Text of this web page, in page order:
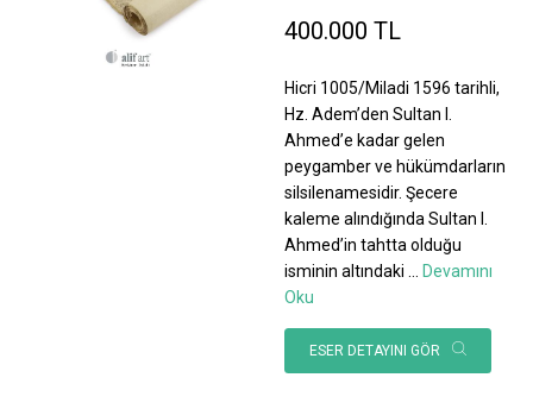
400.000 TL
Hicri 1005/Miladi 1596 tarihli,
Hz. Adem’den Sultan I.
Ahmed’e kadar gelen
peygamber ve hükümdarların
silsilenamesidir. Şecere
kaleme alındığında Sultan I.
Ahmed’in tahtta olduğu
isminin altındaki
Devamını
Oku
ESER DETAYINI GÖR